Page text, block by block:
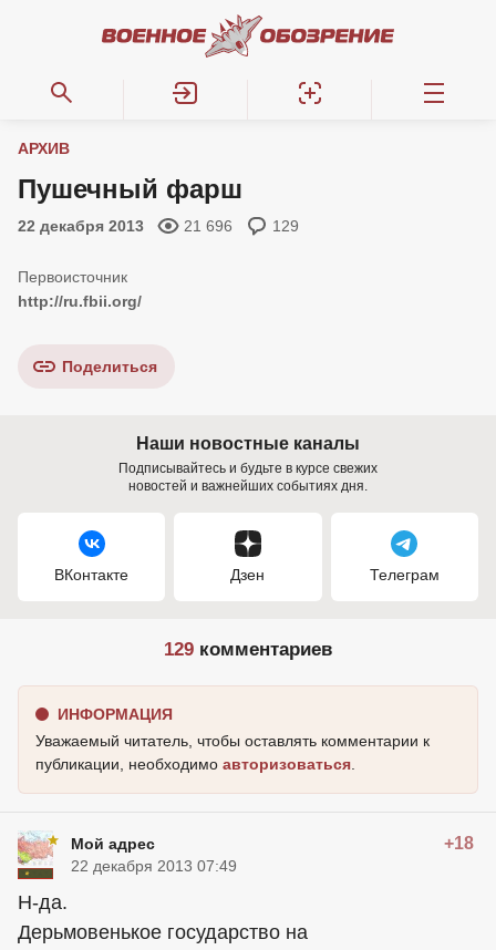
АРХИВ
Пушечный фарш
22 декабря 2013 21 696 129
http://ru.fbii.org/
Поделиться
Наши новостные каналы
Подписывайтесь и будьте в курсе свежих
новостей и важнейших событиях дня.
ВКонтакте Дзен Телеграм
129 комментариев
ИНФОРМАЦИЯ
Уважаемый читатель, чтобы оставлять комментарии к
публикации, необходимо авторизоваться
Мой адрес +18
22 декабря 2013 07:49
Н-да.
Дерьмовенькое государство на